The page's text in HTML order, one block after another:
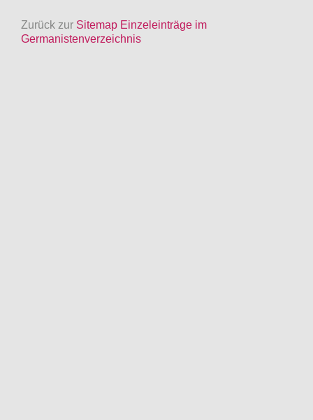
Zurück zur Sitemap Einzeleinträge im
Germanistenverzeichnis